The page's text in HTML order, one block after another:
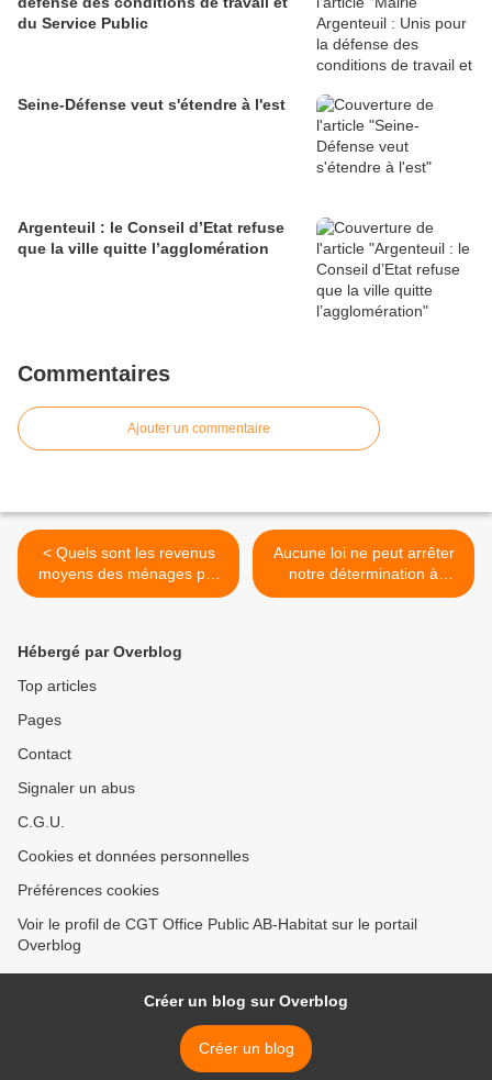
du Service Public
Seine-Défense veut s'étendre à l'est
Argenteuil : le Conseil d’Etat refuse
que la ville quitte l’agglomération
Commentaires
Ajouter un commentaire
< Quels sont les revenus
moyens des ménages par
ville ?
Aucune loi ne peut arrêter
notre détermination à
obtenir une réforme des
Hébergé par Overblog
Top articles
Pages
Contact
Signaler un abus
C.G.U.
Cookies et données personnelles
Préférences cookies
Voir le profil de CGT Office Public AB-Habitat sur le portail
Overblog
Créer un blog sur Overblog
Créer un blog